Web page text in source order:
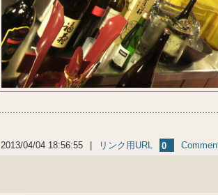
2013/04/04 18:56:55 リンク用URL 0